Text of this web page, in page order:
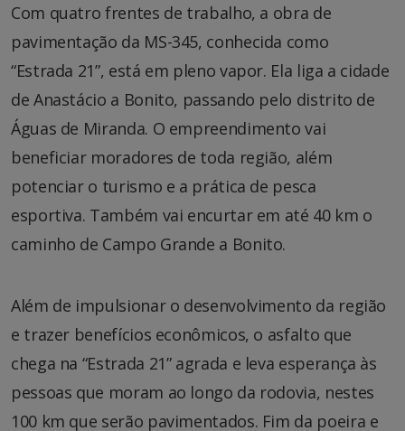
Com quatro frentes de trabalho, a obra de
pavimentação da MS-345, conhecida como
“Estrada 21”, está em pleno vapor. Ela liga a cidade
de Anastácio a Bonito, passando pelo distrito de
Águas de Miranda. O empreendimento vai
beneficiar moradores de toda região, além
potenciar o turismo e a prática de pesca
esportiva. Também vai encurtar em até 40 km o
caminho de Campo Grande a Bonito.
Além de impulsionar o desenvolvimento da região
e trazer benefícios econômicos, o asfalto que
chega na “Estrada 21” agrada e leva esperança às
pessoas que moram ao longo da rodovia, nestes
100 km que serão pavimentados. Fim da poeira e